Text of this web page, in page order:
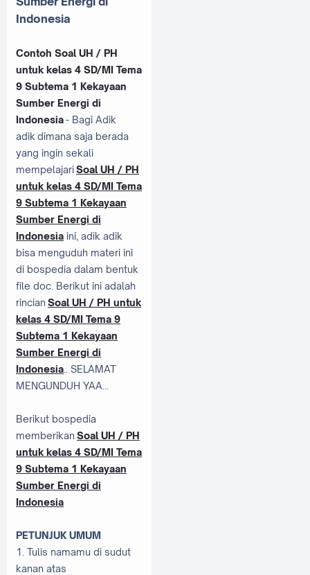
Indonesia
Contoh Soal UH / PH
untuk kelas 4 SD/MI Tema
9 Subtema 1 Kekayaan
Sumber Energi di
Indonesia- Bagi Adik
adik dimana saja berada
yang ingin sekali
mempelajariSoal UH / PH
untuk kelas 4 SD/MI Tema
9 Subtema 1 Kekayaan
Sumber Energi di
Indonesia ini, adik adik
bisa menguduh materi ini
di bospedia dalam bentuk
file doc. Berikut ini adalah
rincian Soal UH / PH untuk
kelas 4 SD/MI Tema 9
Subtema 1 Kekayaan
Sumber Energi di
Indonesia .. SELAMAT
MENGUNDUH YAA...
Berikut bospedia
memberikan Soal UH / PH
untuk kelas 4 SD/MI Tema
9 Subtema 1 Kekayaan
Sumber Energi di
Indonesia
PETUNJUK UMUM
1. Tulis namamu di sudut
kanan atas